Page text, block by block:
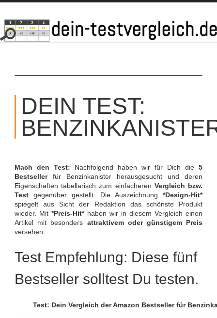
SKIP
CONTENT
DEIN TEST:
Mach den Test: Nachfolgend haben wir für Dich die 5
Bestsellerfür Benzinkanister herausgesucht und deren
Eigenschaften tabellarisch zum einfacheren Vergleich bzw.
Test gegenüber gestellt. Die Auszeichnung *Design-Hit*
spiegelt aus Sicht der Redaktion das schönste Produkt
wieder. Mit *Preis-Hit*haben wir in diesem Vergleich einen
Artikel mit besonders attraktivem oder günstigem Preis
versehen.
Test Empfehlung: Diese fünf
Bestseller solltest Du testen.
Test: Dein Vergleich der Amazon Bestseller für